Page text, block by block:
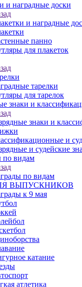
и наградные доски
и наградные
панно
для плакеток
тарелки
для тарелок
знаки и
знаки и
и
и судейские
по видам
по видам
ВЫПУСКНИКОВ
к 9 мая
катание
атлетика